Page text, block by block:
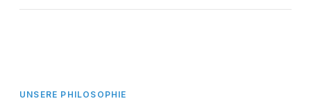
UNSERE PHILOSOPHIE